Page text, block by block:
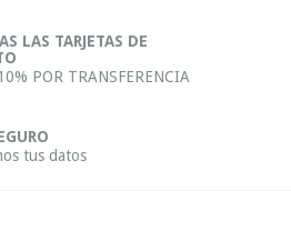
LAS TARJETAS DE
POR TRANSFERENCIA
tus datos